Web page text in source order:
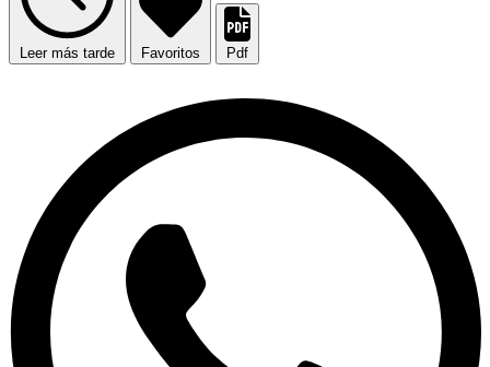
Leer más tarde Favoritos Pdf